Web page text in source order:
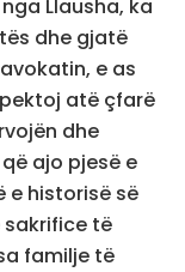
Llausha, ka
dhe gjatë
e as
atë çfarë
dhe
ajo pjesë e
e historisë së
sakrifice të
familje të